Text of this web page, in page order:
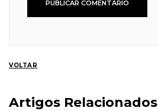
VOLTAR
Artigos Relacionados